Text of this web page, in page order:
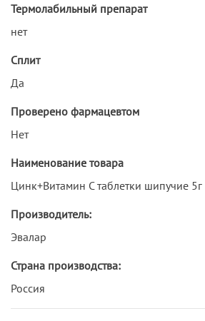
Термолабильный препарат
нет
Сплит
Да
Проверено фармацевтом
Нет
Наименование товара
Цинк+Витамин С таблетки шипучие
Производитель:
Эвалар
Страна производства:
Россия